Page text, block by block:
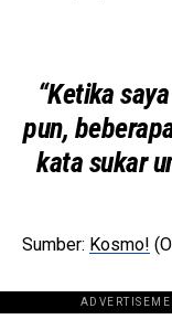
“Ketika
pun,
kata sukar
Sumber: Kosmo!